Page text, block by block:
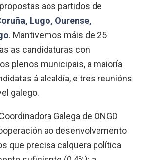
aos partidos de
Lugo, Ourense,
. Mantivemos máis de 25
as candidaturas con
plenos municipais, a maioría
á alcaldía, e tres reunións
galego.
Galega de ONGD
ao desenvolvemento
que precisa calquera política